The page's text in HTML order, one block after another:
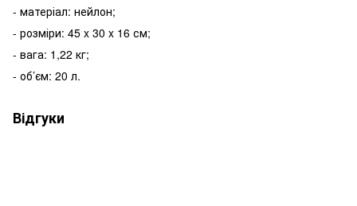
- матеріал: нейлон;
- розміри: 45 x 30 x 16 см;
- вага: 1,22 кг;
- об’єм: 20 л.
Відгуки